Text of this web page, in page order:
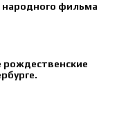
народного фильма
рождественские